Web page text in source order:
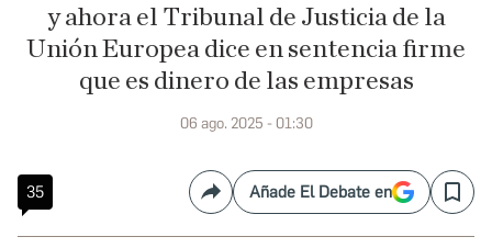
y ahora el Tribunal de Justicia de la
Unión Europea dice en sentencia firme
que es dinero de las empresas
06 ago. 2025 - 01:30
35 CompartirAñade El Debate en Save